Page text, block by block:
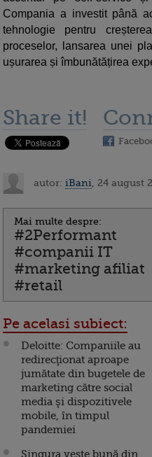
Compania a investit până
tehnologie pentru
proceselor, lansarea unei
ușurarea și îmbunătățirea
Share it!
autor: iBani , 24 august
Mai multe despre:
#2Performant
#companii IT
#marketing afiliat
#retail
Pe acelasi subiect:
Deloitte: Companiile au
redirecţionat aproape
jumătate din bugetele de
marketing către social
media şi dispozitivele
mobile, în timpul
pandemiei
Singura veste bună din